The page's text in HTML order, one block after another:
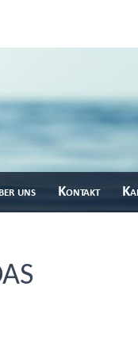
uns Kontakt